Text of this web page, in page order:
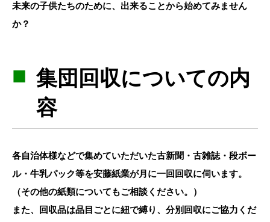
未来の子供たちのために、出来ることから始めてみません
か？
集団回収についての内
容
各自治体様などで集めていただいた古新聞・古雑誌・段ボー
ル・牛乳パック等を安藤紙業が月に一回回収に伺います。
（その他の紙類についてもご相談ください。）
また、回収品は品目ごとに紐で縛り、分別回収にご協力くだ